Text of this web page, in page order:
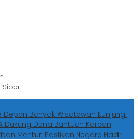
Siber
Depan Banyak Wisatawan Kunjungi
Dukung Dana Bantuan Korban
Menhut Pastikan Negara Hadir